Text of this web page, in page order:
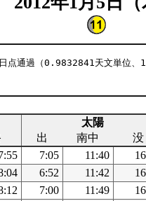
点通過（0.9832841天文単位、
太陽
出 南中
没
7:05 11:40
6:52 11:42
7:00 11:49